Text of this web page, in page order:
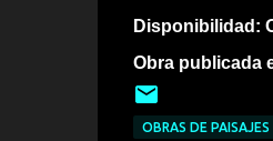
Disponibilidad:
Obra publicada
OBRAS DE